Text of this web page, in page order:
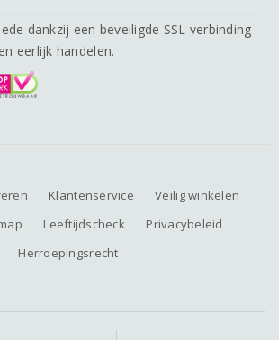
dankzij een beveiligde SSL verbinding
eerlijk handelen.
Klantenservice
Veilig winkelen
Leeftijdscheck
Privacybeleid
Herroepingsrecht